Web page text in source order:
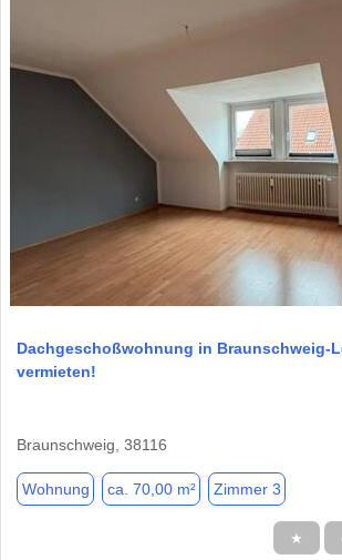
Dachgeschoßwohnung in Braunschweig-
vermieten!
Braunschweig, 38116
Wohnung ca. 70,00 m² Zimmer 3
★